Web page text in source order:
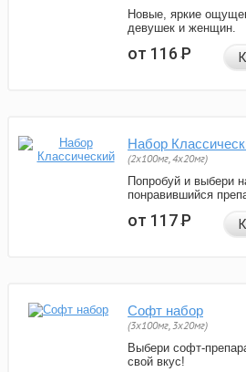
Новые, яркие
девушек и женщин.
от 116Р
Набор
(2x100мг, 4x20мг)
Попробуй и выбери
понравившийся
от 117Р
Софт набор
(3x100мг, 3x20мг)
Выбери софт-
свой вкус!